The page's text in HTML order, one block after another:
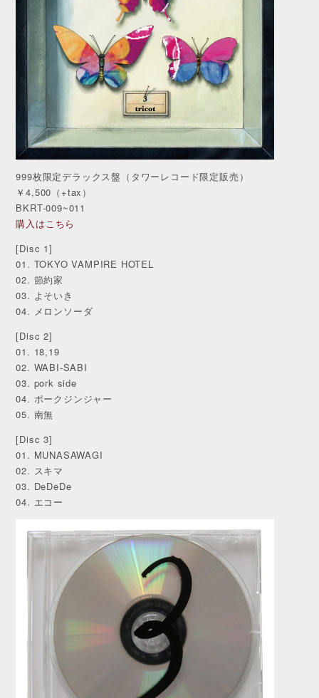
999枚限定デラックス盤（タワーレコード限定販売）
￥4,500（+tax）
BKRT-009~011
購入はこちら
[Disc 1]
01. TOKYO VAMPIRE HOTEL
02. 節約家
03. よそいき
04. メロンソーダ
[Disc 2]
01. 18,19
02. WABI-SABI
03. pork side
04. ポークジンジャー
05. 南無
[Disc 3]
01. MUNASAWAGI
02. スキマ
03. DeDeDe
04. エコー